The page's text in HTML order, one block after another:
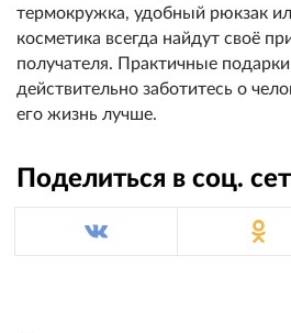
термокружка, удобный рюкзак
косметика всегда найдут своё
получателя. Практичные
действительно заботитесь о
его жизнь лучше.
Поделиться в соц.